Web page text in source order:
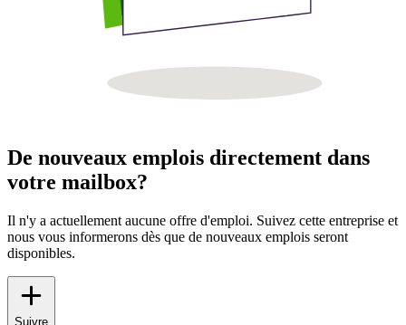
De nouveaux emplois directement dans
votre mailbox?
Il n'y a actuellement aucune offre d'emploi. Suivez cette entreprise et
nous vous informerons dès que de nouveaux emplois seront
disponibles.
Suivre